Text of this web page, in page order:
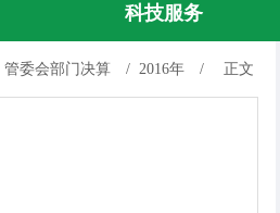
科技服务
管委会部门决算 / 2016年 / 正文